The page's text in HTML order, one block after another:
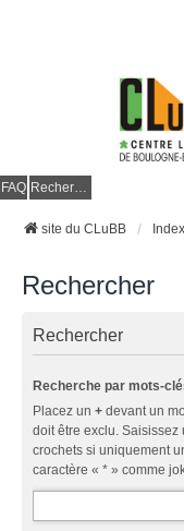
FAQ Rechercher
site du CLuBB
Rechercher
Rechercher
Recherche par mots-
Placez un + devant un
doit être exclu.
crochets si uniquement
caractère « * » comme